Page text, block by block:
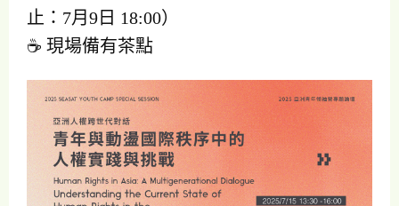
止：7月9日 18:00）
☕ 現場備有茶點